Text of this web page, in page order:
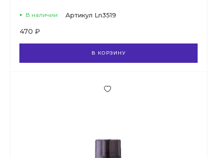
В наличии Артикул Ln3519
470 ₽
В КОРЗИНУ